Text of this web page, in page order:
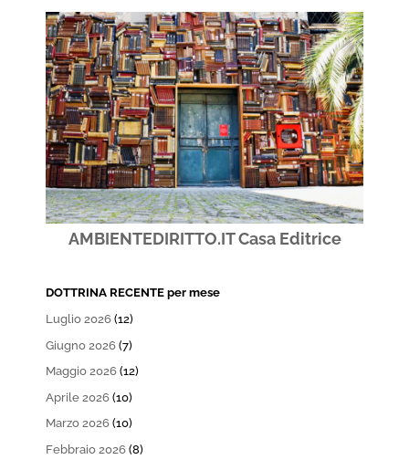
AMBIENTEDIRITTO.IT Casa Editrice
DOTTRINA RECENTE per mese
Luglio 2026 (12)
Giugno 2026 (7)
Maggio 2026 (12)
Aprile 2026 (10)
Marzo 2026 (10)
Febbraio 2026 (8)